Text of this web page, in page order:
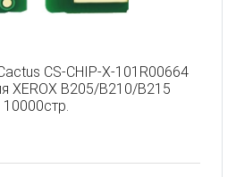
CS-CHIP-X-101R00664
XEROX B205/B210/B215
10000стр.